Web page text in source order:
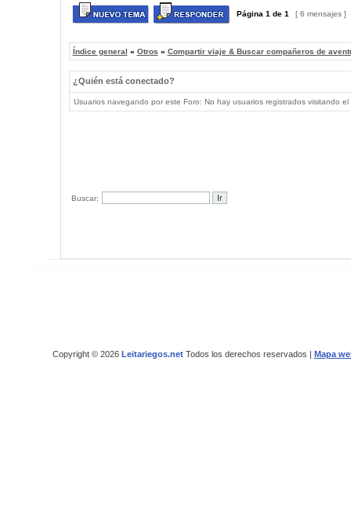
Página 1 de 1 [ 6 mensajes ]
Índice general » Otros » Compartir viaje & Buscar compañeros de
¿Quién está conectado?
Usuarios navegando por este Foro: No hay usuarios registrados visitando
Buscar:
Copyright © 2026 Leitariegos.netTodos los derechos reservados | Mapa